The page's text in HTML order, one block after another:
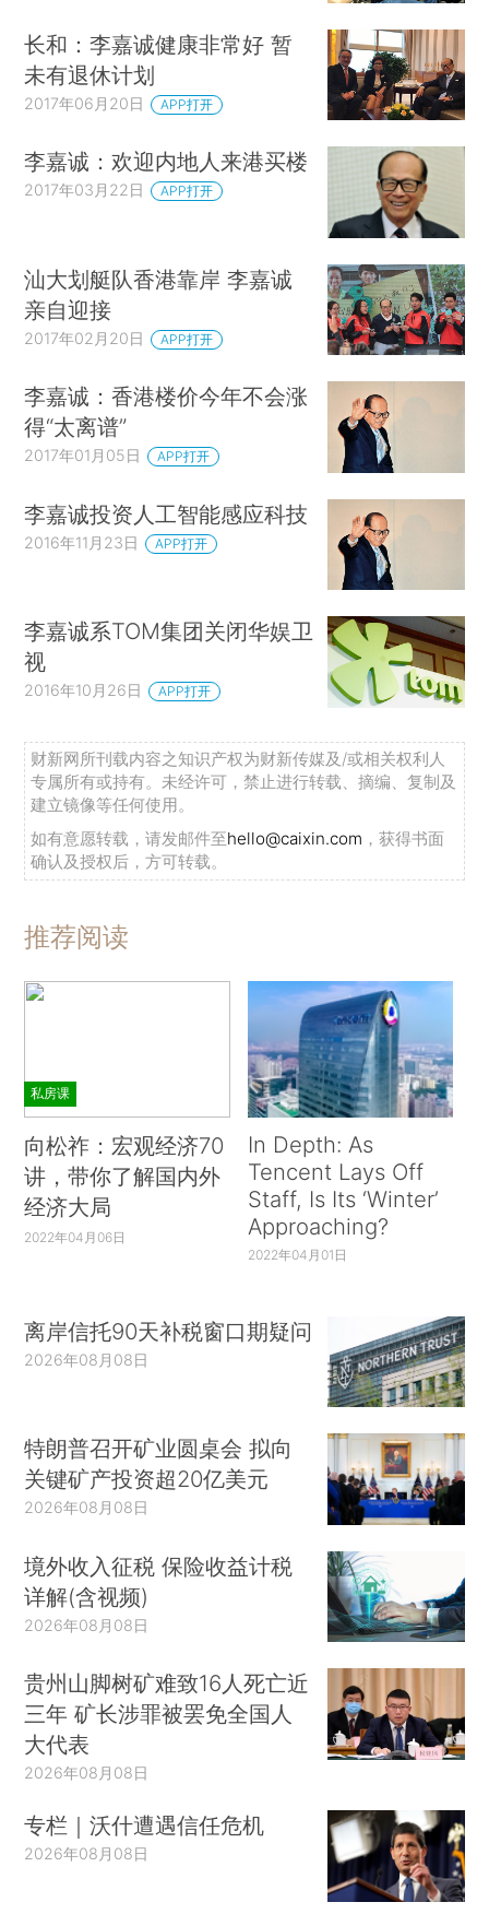
长和：李嘉诚健康非常好 暂
未有退休计划
2017年06月20日 APP打开
李嘉诚：欢迎内地人来港买楼
2017年03月22日 APP打开
汕大划艇队香港靠岸 李嘉诚
亲自迎接
2017年02月20日 APP打开
李嘉诚：香港楼价今年不会涨
得“太离谱”
2017年01月05日 APP打开
李嘉诚投资人工智能感应科技
2016年11月23日 APP打开
李嘉诚系TOM集团关闭华娱卫
视
2016年10月26日 APP打开
财新网所刊载内容之知识产权为财新传媒及/或相关权利人
专属所有或持有。未经许可，禁止进行转载、摘编、复制及
建立镜像等任何使用。
如有意愿转载，请发邮件至hello@caixin.com ，获得书面
确认及授权后，方可转载。
推荐阅读
私房课
向松祚：宏观经济70
讲，带你了解国内外
经济大局
2022年04月06日
In Depth: As
Tencent Lays Off
Staff, Is Its ‘Winter’
Approaching?
2022年04月01日
离岸信托90天补税窗口期疑问
2026年08月08日
特朗普召开矿业圆桌会 拟向
关键矿产投资超20亿美元
2026年08月08日
境外收入征税 保险收益计税
详解(含视频)
2026年08月08日
贵州山脚树矿难致16人死亡近
三年 矿长涉罪被罢免全国人
大代表
2026年08月08日
专栏｜沃什遭遇信任危机
2026年08月08日